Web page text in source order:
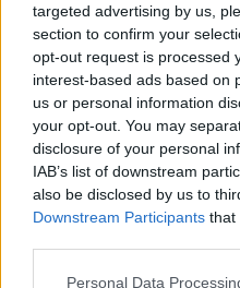
targeted advertising by us,
section to confirm your
opt-out request is processed
interest-based ads based on
us or personal information
your opt-out. You may
disclosure of your personal
IAB’s list of downstream
also be disclosed by us to
Downstream Participants that
Personal Data
Un cordial saludo desde
Pontevedra
Responder